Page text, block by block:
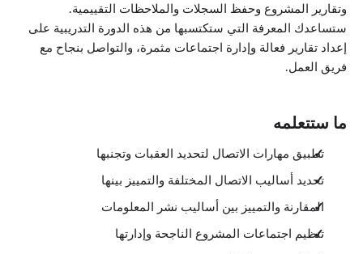
وتقارير المشروع وحفظ السجلات والملاحظات التقييمية.
ستساعدك المعرفة التي ستكتسبها من هذه الدورة التدريبية على
إعداد تقارير فعالة وإدارة اجتماعات مثمرة، والتواصل بنجاح مع
فريق العمل.
ما ستتعلمه
تطبيق مهارات الاتصال لتحديد العقبات وتجنبها
تحديد أساليب الاتصال المختلفة والتمييز بينها
المقارنة والتمييز بين أساليب نشر المعلومات
تنظيم اجتماعات المشروع الناجحة وإدارتها